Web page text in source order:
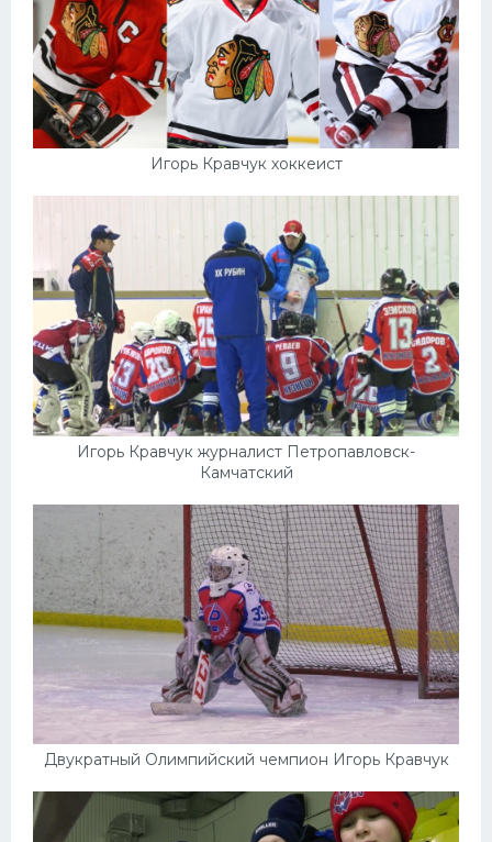
Игорь Кравчук хоккеист
Игорь Кравчук журналист Петропавловск-
Камчатский
Двукратный Олимпийский чемпион Игорь Кравчук